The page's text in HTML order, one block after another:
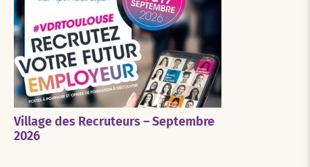
Village des Recruteurs – Septembre
2026